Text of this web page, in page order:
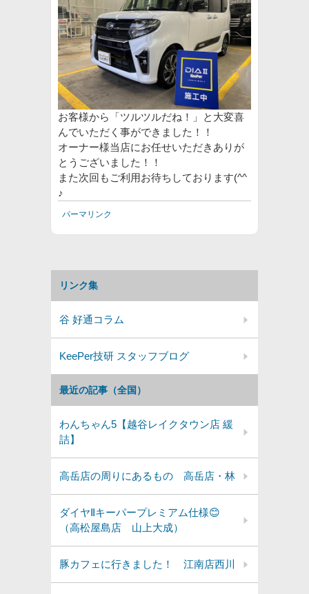
お客様から「ツルツルだね！」と大変喜
んでいただく事ができました！！
オーナー様当店にお任せいただきありが
とうございました！！
また次回もご利用お待ちしております(^^
♪
パーマリンク
最近の記事（全国）
わんちゃん5【越谷レイクタウン店 緩
詰】
高岳店の周りにあるもの 高岳店・林
ダイヤⅡキーパープレミアム仕様😊
（高松屋島店 山上大成）
豚カフェに行きました！ 江南店西川
リンク集
谷 好通コラム
KeePer技研 スタッフブログ